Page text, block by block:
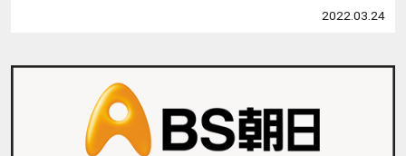
2022.03.24